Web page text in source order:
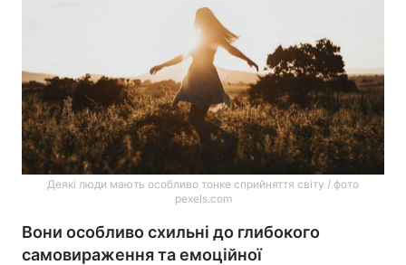
Деякі люди мають особливо тонке сприйняття світу / фото
pexels.com
Вони особливо схильні до глибокого
самовираження та емоційної